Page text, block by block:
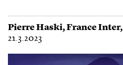
Pierre Haski,France Inter,
21.3.2023